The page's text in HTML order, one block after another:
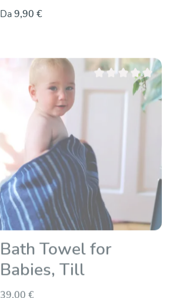
Da 9,90 €
Valutazione media di 0
Bath Towel for
Babies, Till
39,00 €